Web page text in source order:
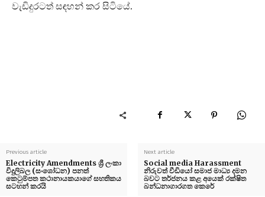
වැඩිදුරටත් සඳහන් කර සිටියේ.
Previous article
Electricity Amendments ශ්‍රී ලංකා
විදුලිබල (සංශෝධන) පනත්
කෙටුම්පත කථානායකයාගේ සහතිකය
සටහන් කරයි
Next article
Social media Harassment
නිරුවත් වීඩියෝ සමාජ මාධ්‍ය දමන
බවට තර්ජනය කළ අයෙක් රක්ෂිත
බන්ධනාගාරගත කෙරේ